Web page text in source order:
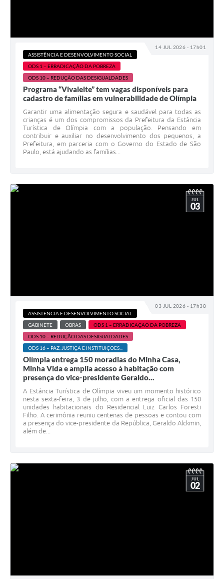
14 JUL 2026 - 17h01
ASSISTÊNCIA E DESENVOLVIMENTO SOCIAL
ODS 1 – ERRADICAÇÃO DA POBREZA
ODS 10 – REDUÇÃO DAS DESIGUALDADES
Programa “Vivaleite” tem vagas disponíveis para
cadastro de famílias em vulnerabilidade de Olímpia
Garantir uma alimentação segura e saudável para todas as
crianças é um dos compromissos da Prefeitura da Estância
Turística de Olímpia com a população. Pensando em
contribuir e auxiliar no desenvolvimento dos pequenos, a
Prefeitura, em parceria com o Governo do Estado de São
Paulo, está ajudando as famílias...
03 JUL 2026 - 17h38
JUL
03
ASSISTÊNCIA E DESENVOLVIMENTO SOCIAL
GABINETE
OBRAS
ODS 1 – ERRADICAÇÃO DA POBREZA
ODS 10 – REDUÇÃO DAS DESIGUALDADES
ODS 16 – PAZ, JUSTIÇA E INSTITUIÇÕES...
Olímpia entrega 150 moradias do Minha Casa,
Minha Vida e amplia acesso à habitação com
presença do vice-presidente Geraldo...
A Estância Turística de Olímpia viveu um momento histórico
nesta sexta-feira, 3 de julho, com a entrega oficial das 150
unidades habitacionais do Residencial Luiz Carlos Foresti
Filho. A cerimônia reuniu centenas de pessoas e contou com
a presença do vice-presidente da República, Geraldo Alckmin,
além de...
JUL
02